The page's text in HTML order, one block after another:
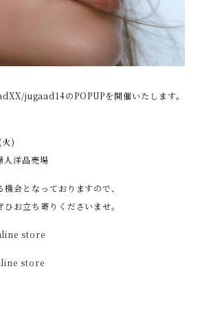
jugaad14のPOPUPを開催いたします。
)
人洋品売場
会となっておりますので、
お立ち寄りくださいませ。
store
store